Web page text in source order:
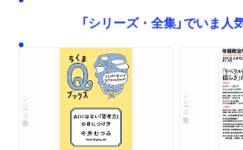
「シリーズ・全集」でいま人
シリーズ・全集 シリーズ・全集